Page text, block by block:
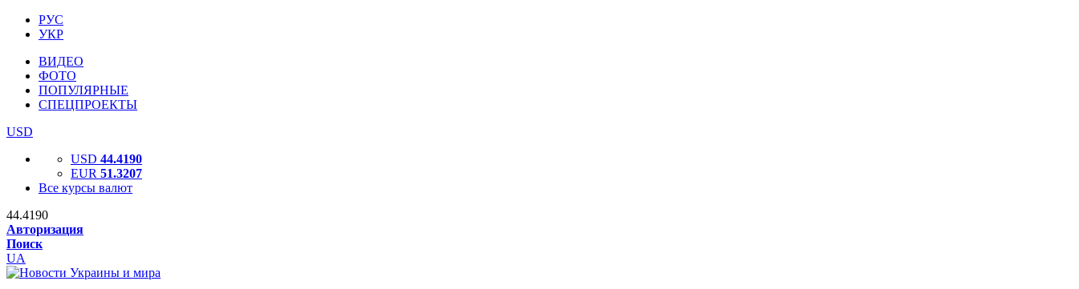
РУС
УКР
ВИДЕО
ФОТО
ПОПУЛЯРНЫЕ
СПЕЦПРОЕКТЫ
USD
USD 44.4190
EUR 51.3207
Все курсы валют
44.4190
Авторизация
Поиск
UA